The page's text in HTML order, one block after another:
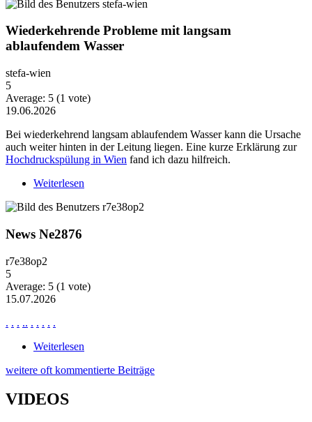
Wiederkehrende Probleme mit langsam
ablaufendem Wasser
stefa-wien
5
Average: 5 (1 vote)
19.06.2026
Bei wiederkehrend langsam ablaufendem Wasser kann die Ursache
auch weiter hinten in der Leitung liegen. Eine kurze Erklärung zur
Hochdruckspülung in Wien fand ich dazu hilfreich.
Weiterlesen
News Ne2876
r7e38op2
5
Average: 5 (1 vote)
15.07.2026
. . . .. . . . . .
Weiterlesen
weitere oft kommentierte Beiträge
VIDEOS